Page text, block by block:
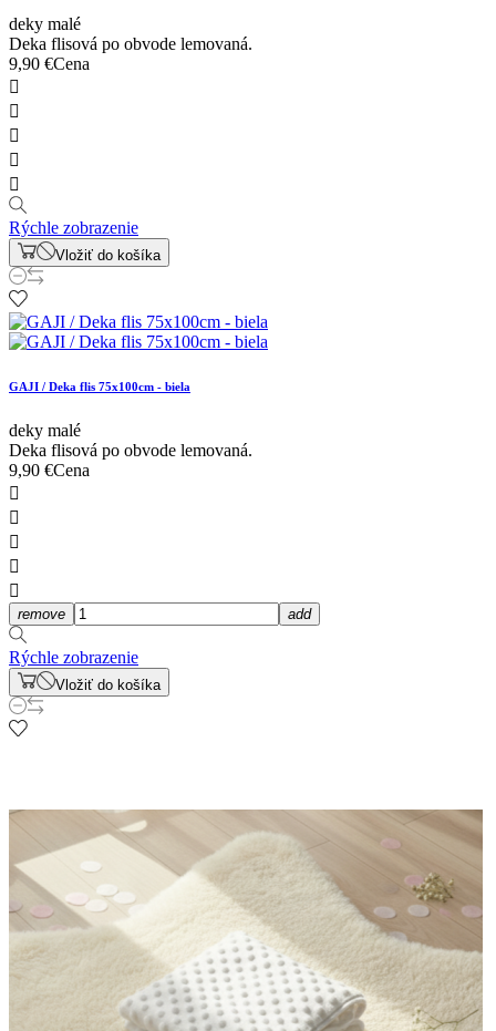
deky malé
Deka flisová po obvode lemovaná.
9,90 €Cena





Rýchle zobrazenie
Vložiť do košíka
GAJI / Deka flis 75x100cm - biela
deky malé
Deka flisová po obvode lemovaná.
9,90 €Cena





remove add
Rýchle zobrazenie
Vložiť do košíka